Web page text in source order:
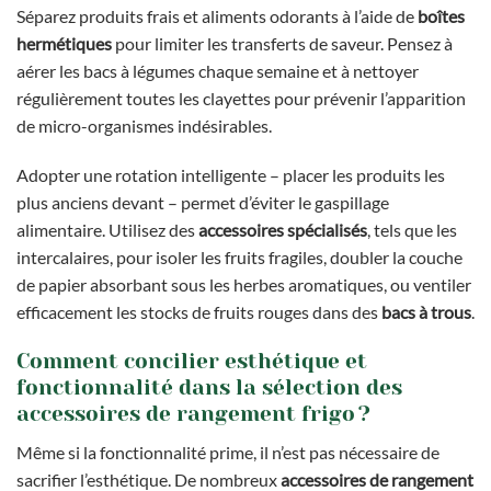
Séparez produits frais et aliments odorants à l’aide de boîtes
hermétiques pour limiter les transferts de saveur. Pensez à
aérer les bacs à légumes chaque semaine et à nettoyer
régulièrement toutes les clayettes pour prévenir l’apparition
de micro-organismes indésirables.
Adopter une rotation intelligente – placer les produits les
plus anciens devant – permet d’éviter le gaspillage
alimentaire. Utilisez desaccessoires spécialisés, tels que les
intercalaires, pour isoler les fruits fragiles, doubler la couche
de papier absorbant sous les herbes aromatiques, ou ventiler
efficacement les stocks de fruits rouges dans des bacs à trous.
Comment concilier esthétique et
fonctionnalité dans la sélection des
accessoires de rangement frigo ?
Même si la fonctionnalité prime, il n’est pas nécessaire de
sacrifier l’esthétique. De nombreuxaccessoires de rangement